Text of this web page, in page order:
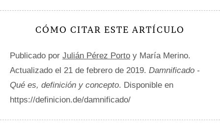
CÓMO CITAR ESTE ARTÍCULO
Publicado por Julián Pérez Porto y María Merino.
Actualizado el 21 de febrero de 2019. Damnificado -
Qué es, definición y concepto. Disponible en
https://definicion.de/damnificado/